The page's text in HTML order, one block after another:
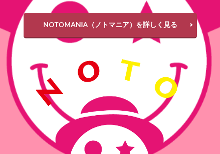
NOTOMANIA（ノトマニア）を詳しく見る